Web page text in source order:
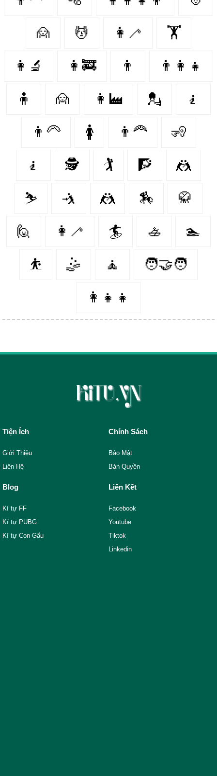
🙍‍ 💆‍ 👩‍🦯 🏋️
👩‍🔬 👩‍🚒 👨‍ 👨‍👩‍👧
🧍‍ 🙍 👩‍🏭 💂‍ 🧎‍
👨‍🦳 🚺 👨‍🦰 🧏‍
🧎‍️ 🕵️‍️ 🏌️ 🧗‍ 🤼‍
⛷ 🤺 🤼 🏇 🥋
🙋‍ 👩‍🦯️ 🏄‍ 🚣‍ 🏊‍
⛹️‍ 🤹‍ 🧘‍ 🧑‍🤝‍🧑
👩‍👧‍👧
Tiện Ích
Giới Thiệu
Liên Hệ
Chính Sách
Bảo Mật
Bản Quyền
Blog
Kí tự FF
Kí tự PUBG
Kí tự Con Gấu
Liên Kết
Facebook
Youtube
Tiktok
Linkedin